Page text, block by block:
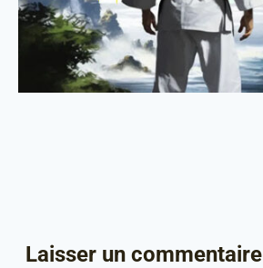
Laisser un commentaire